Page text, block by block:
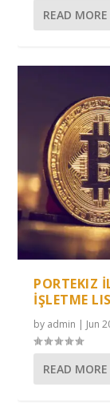
READ MORE
PORTEKIZ
İŞLETME
by admin | Jun
READ MORE